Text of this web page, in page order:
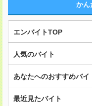
かん
エンバイトTOP
人気のバイト
あなたへのおすすめバイ
最近見たバイト